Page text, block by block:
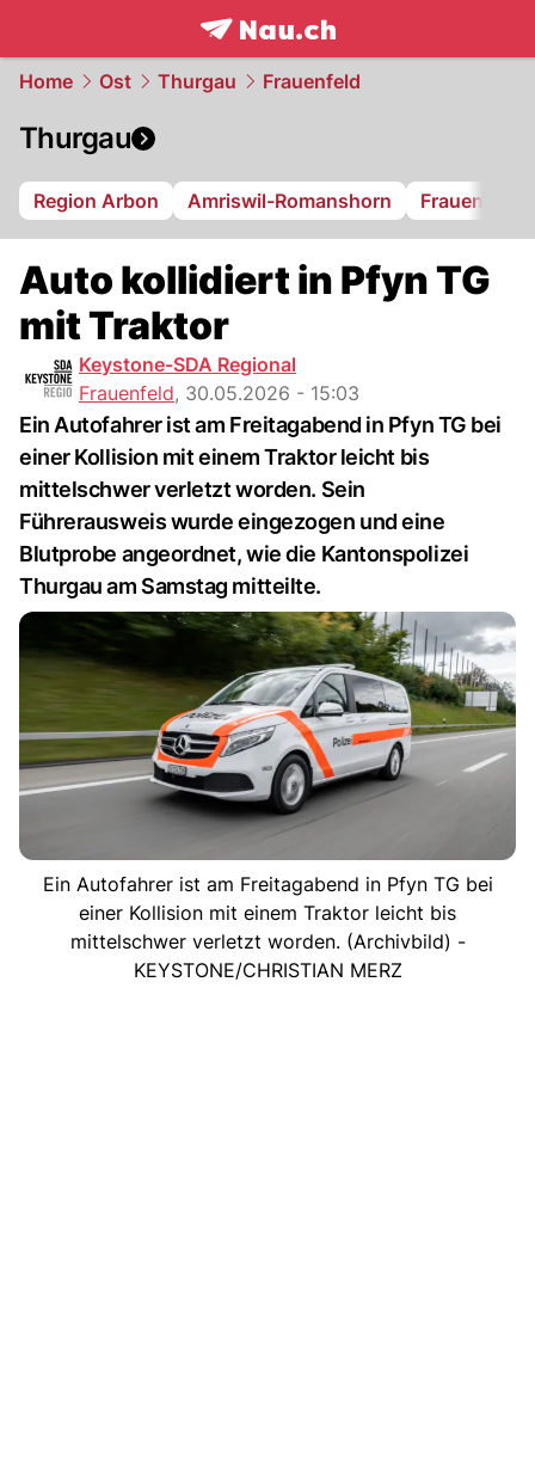
frontpage.NAU.ch
Home Ost Thurgau Frauenfeld
Thurgau
Region Arbon Amriswil-Romanshorn Frauenfeld
Auto kollidiert in Pfyn TG
mit Traktor
Keystone-SDA Regional
Frauenfeld, 30.05.2026 - 15:03
Ein Autofahrer ist am Freitagabend in Pfyn TG bei
einer Kollision mit einem Traktor leicht bis
mittelschwer verletzt worden. Sein
Führerausweis wurde eingezogen und eine
Blutprobe angeordnet, wie die Kantonspolizei
Thurgau am Samstag mitteilte.
Ein Autofahrer ist am Freitagabend in Pfyn TG bei
einer Kollision mit einem Traktor leicht bis
mittelschwer verletzt worden. (Archivbild) -
KEYSTONE/CHRISTIAN MERZ